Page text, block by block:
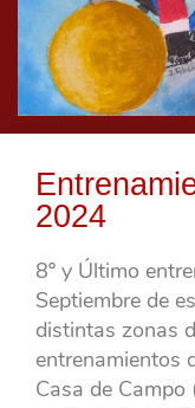
2024
8º y Último
Septiembre de
distintas zonas
entrenamientos
Casa de